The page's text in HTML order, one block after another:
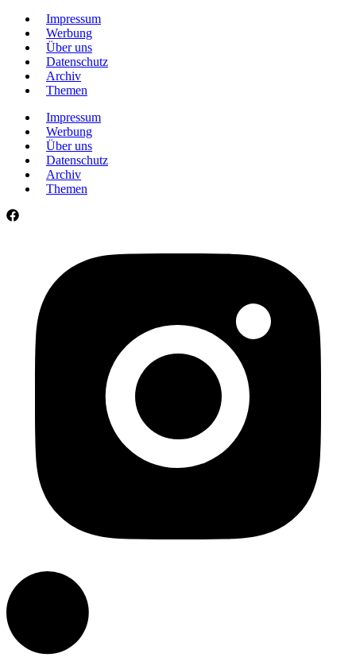
Impressum
Werbung
Über uns
Datenschutz
Archiv
Themen
Impressum
Werbung
Über uns
Datenschutz
Archiv
Themen